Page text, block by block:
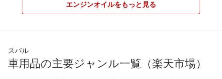
エンジンオイルをもっと見る
スバル
車用品の主要ジャンル一覧（楽天市場）